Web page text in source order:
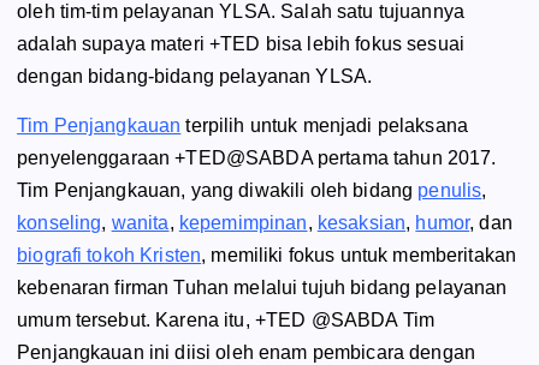
oleh tim-tim pelayanan YLSA. Salah satu tujuannya
adalah supaya materi +TED bisa lebih fokus sesuai
dengan bidang-bidang pelayanan YLSA.
Tim Penjangkauan terpilih untuk menjadi pelaksana
penyelenggaraan +TED@SABDA pertama tahun 2017.
Tim Penjangkauan, yang diwakili oleh bidang penulis,
konseling, wanita, kepemimpinan, kesaksian, humor, dan
biografi tokoh Kristen, memiliki fokus untuk memberitakan
kebenaran firman Tuhan melalui tujuh bidang pelayanan
umum tersebut. Karena itu, +TED @SABDA Tim
Penjangkauan ini diisi oleh enam pembicara dengan